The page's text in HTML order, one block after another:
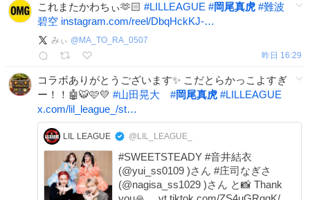
これまたかわちぃ🫶🏻 #LILLEAGUE #岡尾真虎 #難波
碧空 instagram.com/reel/DbqHckKJ-…
みぃ @ MA_TO_RA_0507
昨日 16:29
コラボありがとうございます✨ こだとらかっこよすぎ
ー！！🤖🐯🩷💛 #山田晃大 #岡尾真虎 #LILLEAGUE
x.com/lil_league_/st…
LIL LEAGUE @LIL_LEAGUE_
#SWEETSTEADY #音井結衣
(@yui_ss0109 )さん #庄司なぎさ
(@nagisa_ss1029 )さん と📸 Thank